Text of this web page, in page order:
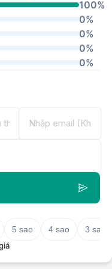
100%
0%
0%
0%
0%
5 sao 4 sao
3 sao